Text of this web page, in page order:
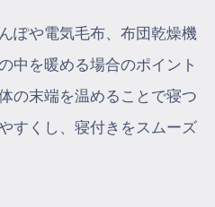
ぽや電気毛布、布団乾燥機
中を暖める場合のポイント
の末端を温めることで寝つ
すくし、寝付きをスムーズ